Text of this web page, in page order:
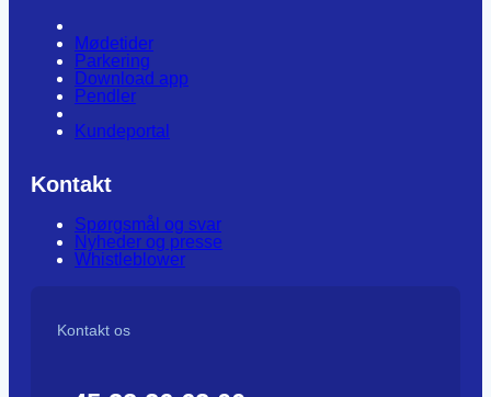
Mødetider
Parkering
Download app
Pendler
Kundeportal
Kontakt
Spørgsmål og svar
Nyheder og presse
Whistleblower
Kontakt os